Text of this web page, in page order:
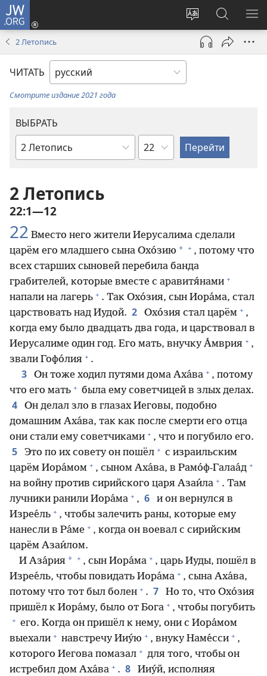
JW.ORG
Изменить
язык
сайта
Войти
(открывается
новом
окне)
Поиск
по
jw.org
2 Летопись
ЧИТАТЬ
Смотрите издание 2021 года
ВЫБРАТЬ
по
Библии
по
главам
2 Летопись
22:1—12
22 Вместо него жители Иерусалима сделали
царём его младшего сына Охо́зию * + , потому что
всех старших сыновей перебила банда
грабителей, которые вместе с аравитя́нами +
напали на лагерь + . Так Охо́зия, сын Иора́ма, стал
царствовать над Иудой. 2 Охо́зия стал царём + ,
когда ему было двадцать два года, и царствовал в
Иерусалиме один год. Его мать, внучку А́мврия + ,
звали Гофо́лия + .
3 Он тоже ходил путями дома Аха́ва + , потому
что его мать + была ему советчицей в злых делах.
4
Он делал зло в глазах Иеговы, подобно
домашним Аха́ва, так как после смерти его отца
они стали ему советчиками + , что и погубило его.
5 Это по их совету он пошёл + с израильским
царём Иора́мом + , сыном Аха́ва, в Рамо́ф-Галаа́д +
на войну против сирийского царя Азаи́ла + . Там
лучники ранили Иора́ма + , 6
и он вернулся в
Изрее́ль + , чтобы залечить раны, которые ему
нанесли в Ра́ме + , когда он воевал с сирийским
царём Азаи́лом.
И Аза́рия * + , сын Иора́ма + , царь Иуды, пошёл в
Изрее́ль, чтобы повидать Иора́ма + , сына Аха́ва,
потому что тот был болен + . 7
Но то, что Охо́зия
пришёл к Иора́му, было от Бога + , чтобы погубить
+ его. Когда он пришёл к нему, они с Иора́мом
выехали + навстречу Ииу́ю + , внуку Наме́сси + ,
которого Иегова помазал + для того, чтобы он
истребил дом Аха́ва + . 8
Ииу́й, исполняя